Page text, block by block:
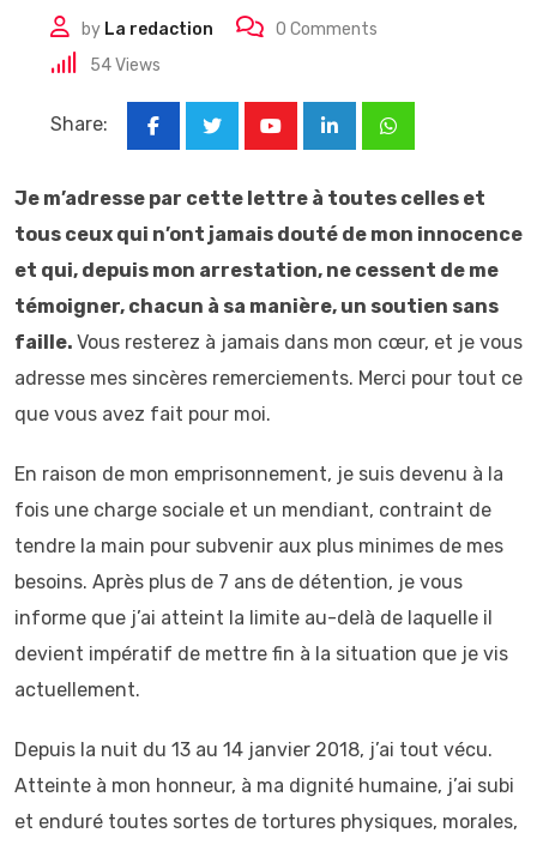
by La redaction 0 Comments
54Views
Share:
LinkedInWhatsapp
Je m’adresse par cette lettre à toutes celles et
tous ceux qui n’ont jamais douté de mon innocence
et qui, depuis mon arrestation, ne cessent de me
témoigner, chacun à sa manière, un soutien sans
faille. Vous resterez à jamais dans mon cœur, et je vous
adresse mes sincères remerciements. Merci pour tout ce
que vous avez fait pour moi.
En raison de mon emprisonnement, je suis devenu à la
fois une charge sociale et un mendiant, contraint de
tendre la main pour subvenir aux plus minimes de mes
besoins. Après plus de 7 ans de détention, je vous
informe que j’ai atteint la limite au-delà de laquelle il
devient impératif de mettre fin à la situation que je vis
actuellement.
Depuis la nuit du 13 au 14 janvier 2018, j’ai tout vécu.
Atteinte à mon honneur, à ma dignité humaine, j’ai subi
et enduré toutes sortes de tortures physiques, morales,